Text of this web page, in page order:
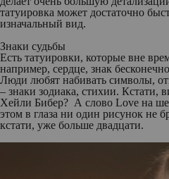
татуировка может достаточно
изначальный вид.
Знаки судьбы
Есть татуировки, которые вне
например, сердце, знак
Люди любят набивать символы,
– знаки зодиака, стихии. Кстати,
Хейли Бибер? А слово Love на
этом в глаза ни один рисунок не
кстати, уже больше двадцати.